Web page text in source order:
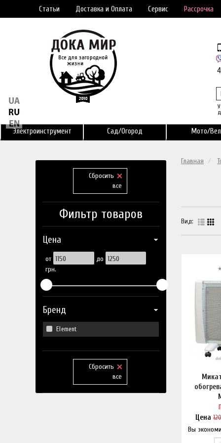
Статьи Доставка и Оплата Сервис Рассрочка
Электроинструмент Сад/Огород Мото/
Сбросить
все
Фильтр товаров
Цена
от
до
грн.
Бренд
Element
Сбросить
все
Главная
Вид:
Цена
Вы